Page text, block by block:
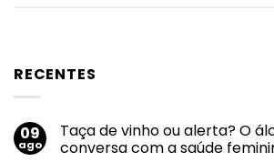
RECENTES
09
ago
Taça de vinho ou alerta? O
conversa com a saúde